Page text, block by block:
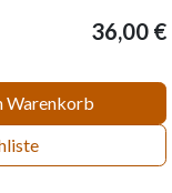
Warenkorb
36,00€